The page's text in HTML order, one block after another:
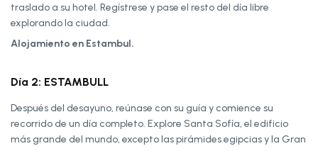
traslado a su hotel. Regístrese y pase el resto del día libre
explorando la ciudad.
Alojamiento en Estambul.
Día 2: ESTAMBULL
Después del desayuno, reúnase con su guía y comience su
recorrido de un día completo. Explore Santa Sofía, el edificio
más grande del mundo, excepto las pirámides egipcias y la Gran